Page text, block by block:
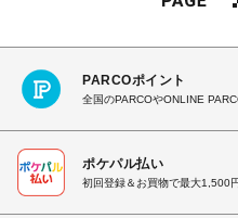
PARCOポイント
全国のPARCOやONLINE
ポケパル払い
初回登録＆お買物で最大1,500